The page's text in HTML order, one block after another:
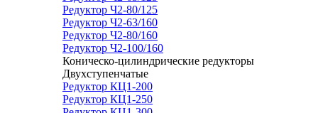
Редуктор Ч2-80/125
Редуктор Ч2-63/160
Редуктор Ч2-80/160
Редуктор Ч2-100/160
Коническо-цилиндрические редукторы
Двухступенчатые
Редуктор КЦ1-200
Редуктор КЦ1-250